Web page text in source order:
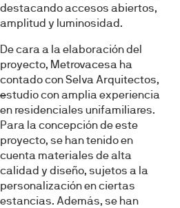
destacando accesos abiertos,
amplitud y luminosidad.
De cara a la elaboración del
proyecto, Metrovacesa ha
contado con Selva Arquitectos,
estudio con amplia experiencia
en residenciales unifamiliares.
Para la concepción de este
proyecto, se han tenido en
cuenta materiales de alta
calidad y diseño, sujetos a la
personalización en ciertas
estancias. Además, se han